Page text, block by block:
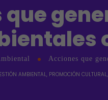
que
Acciones que
AMBIENTAL, PROMOCIÓN CULTURAL,